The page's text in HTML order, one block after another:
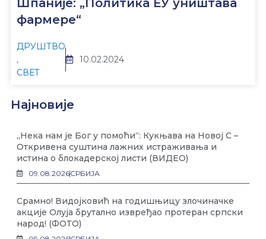
Шпаније: „Политика ЕУ уништава
фармере“
ДРУШТВО
,
СВЕТ
10.02.2024
Најновије
„Нека нам је Бог у помоћи“: Кукњава на Новој С –
Откривена суштина лажних истраживања и
истина о блокадерској листи (ВИДЕО)
09.08.2026СРБИЈА
Срамно! Видојковић на годишњицу злочиначке
акције Олуја брутално извређао протеран српски
народ! (ФОТО)